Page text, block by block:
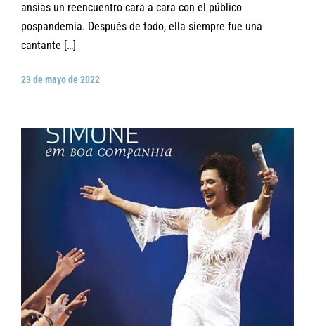
ansias un reencuentro cara a cara con el público
pospandemia. Después de todo, ella siempre fue una
cantante […]
23 de mayo de 2022